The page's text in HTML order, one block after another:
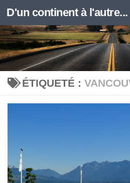
Skip to content
D'un continent à l'autre...
ÉTIQUETÉ :